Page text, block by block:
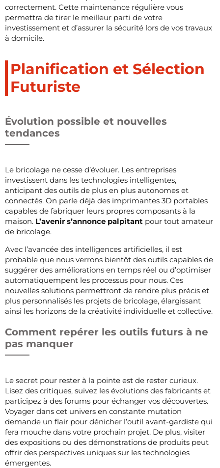
correctement. Cette maintenance régulière vous
permettra de tirer le meilleur parti de votre
investissement et d’assurer la sécurité lors de vos travaux
à domicile.
Planification et Sélection
Futuriste
Évolution possible et nouvelles
tendances
Le bricolage ne cesse d’évoluer. Les entreprises
investissent dans les technologies intelligentes,
anticipant des outils de plus en plus autonomes et
connectés. On parle déjà des imprimantes 3D portables
capables de fabriquer leurs propres composants à la
maison. L’avenir s’annonce palpitant pour tout amateur
de bricolage.
Avec l’avancée des intelligences artificielles, il est
probable que nous verrons bientôt des outils capables de
suggérer des améliorations en temps réel ou d’optimiser
automatiquempent les processus pour nous. Ces
nouvelles solutions permettront de rendre plus précis et
plus personnalisés les projets de bricolage, élargissant
ainsi les horizons de la créativité individuelle et collective.
Comment repérer les outils futurs à ne
pas manquer
Le secret pour rester à la pointe est de rester curieux.
Lisez des critiques, suivez les évolutions des fabricants et
participez à des forums pour échanger vos découvertes.
Voyager dans cet univers en constante mutation
demande un flair pour dénicher l’outil avant-gardiste qui
fera mouche dans votre prochain projet. De plus, visiter
des expositions ou des démonstrations de produits peut
offrir des perspectives uniques sur les technologies
émergentes.